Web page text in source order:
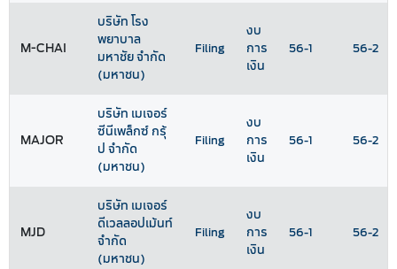
M-CHAI
บริษัท โรง
พยาบาล
มหาชัย จำกัด
(มหาชน)
Filing
งบ
การ
เงิน
56-1 56-2
MAJOR
บริษัท เมเจอร์
ซีนีเพล็กซ์ กรุ้
ป จำกัด
(มหาชน)
Filing
งบ
การ
เงิน
56-1 56-2
MJD
บริษัท เมเจอร์
ดีเวลลอปเม้นท์
จำกัด
(มหาชน)
Filing
งบ
การ
เงิน
56-1 56-2